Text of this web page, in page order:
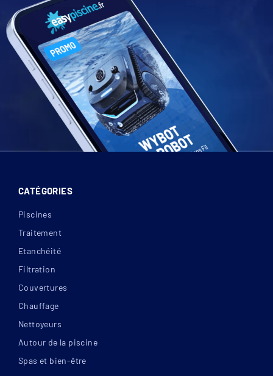
CATÉGORIES
Piscines
Traitement
Etanchéité
Filtration
Couvertures
Chauffage
Nettoyeurs
Autour de la piscine
Spas et bien-être